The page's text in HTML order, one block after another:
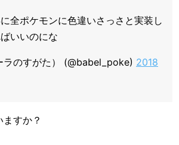
全ポケモンに色違いさっさと実装し
いいのにな
のすがた） (@babel_poke) 2018
すか？